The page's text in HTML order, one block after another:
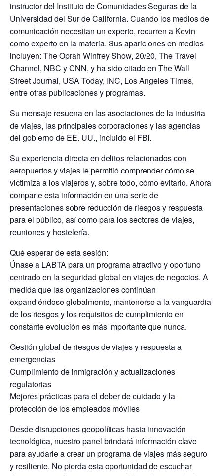
instructor del Instituto de Comunidades Seguras de la
Universidad del Sur de California. Cuando los medios de
comunicación necesitan un experto, recurren a Kevin
como experto en la materia. Sus apariciones en medios
incluyen: The Oprah Winfrey Show, 20/20, The Travel
Channel, NBC y CNN, y ha sido citado en The Wall
Street Journal, USA Today, INC, Los Angeles Times,
entre otras publicaciones y programas.
Su mensaje resuena en las asociaciones de la industria
de viajes, las principales corporaciones y las agencias
del gobierno de EE. UU., incluido el FBI.
Su experiencia directa en delitos relacionados con
aeropuertos y viajes le permitió comprender cómo se
victimiza a los viajeros y, sobre todo, cómo evitarlo. Ahora
comparte esta información en una serie de
presentaciones sobre reducción de riesgos y respuesta
para el público, así como para los sectores de viajes,
reuniones y hostelería.
Qué esperar de esta sesión:
Únase a LABTA para un programa atractivo y oportuno
centrado en la seguridad global en viajes de negocios. A
medida que las organizaciones continúan
expandiéndose globalmente, mantenerse a la vanguardia
de los riesgos y los requisitos de cumplimiento en
constante evolución es más importante que nunca.
Gestión global de riesgos de viajes y respuesta a
emergencias
Cumplimiento de inmigración y actualizaciones
regulatorias
Mejores prácticas para el deber de cuidado y la
protección de los empleados móviles
Desde disrupciones geopolíticas hasta innovación
tecnológica, nuestro panel brindará información clave
para ayudarle a crear un programa de viajes más seguro
y resiliente. No pierda esta oportunidad de escuchar